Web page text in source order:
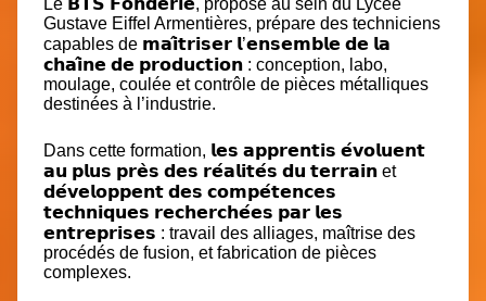
Le 𝗕𝗧𝗦 𝗙𝗼𝗻𝗱𝗲𝗿𝗶𝗲, proposé au sein du Lycée
Gustave Eiffel Armentières, prépare des techniciens
capables de 𝗺𝗮𝗶̂𝘁𝗿𝗶𝘀𝗲𝗿 𝗹’𝗲𝗻𝘀𝗲𝗺𝗯𝗹𝗲 𝗱𝗲 𝗹𝗮
𝗰𝗵𝗮𝗶̂𝗻𝗲 𝗱𝗲 𝗽𝗿𝗼𝗱𝘂𝗰𝘁𝗶𝗼𝗻 : conception, labo,
moulage, coulée et contrôle de pièces métalliques
destinées à l’industrie.
Dans cette formation, 𝗹𝗲𝘀 𝗮𝗽𝗽𝗿𝗲𝗻𝘁𝗶𝘀 𝗲́𝘃𝗼𝗹𝘂𝗲𝗻𝘁
𝗮𝘂 𝗽𝗹𝘂𝘀 𝗽𝗿𝗲̀𝘀 𝗱𝗲𝘀 𝗿𝗲́𝗮𝗹𝗶𝘁𝗲́𝘀 𝗱𝘂 𝘁𝗲𝗿𝗿𝗮𝗶𝗻 et
𝗱𝗲́𝘃𝗲𝗹𝗼𝗽𝗽𝗲𝗻𝘁 𝗱𝗲𝘀 𝗰𝗼𝗺𝗽𝗲́𝘁𝗲𝗻𝗰𝗲𝘀
𝘁𝗲𝗰𝗵𝗻𝗶𝗾𝘂𝗲𝘀 𝗿𝗲𝗰𝗵𝗲𝗿𝗰𝗵𝗲́𝗲𝘀 𝗽𝗮𝗿 𝗹𝗲𝘀
𝗲𝗻𝘁𝗿𝗲𝗽𝗿𝗶𝘀𝗲𝘀 : travail des alliages, maîtrise des
procédés de fusion, et fabrication de pièces
complexes.